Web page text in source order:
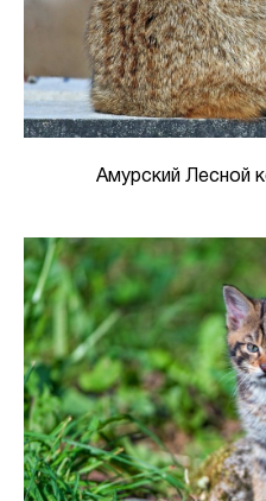
Амурский Лесной